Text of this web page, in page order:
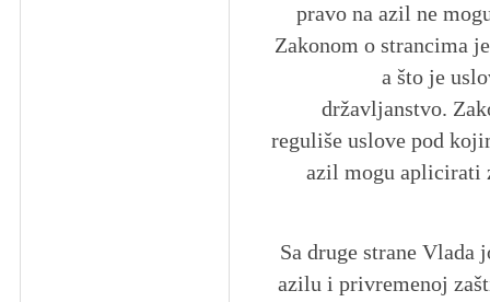
pravo na azil ne
Zakonom o strancima
a što je
državljanstvo.
reguliše uslove pod
azil mogu aplicirati
Sa druge strane Vlada
azilu i privremenoj